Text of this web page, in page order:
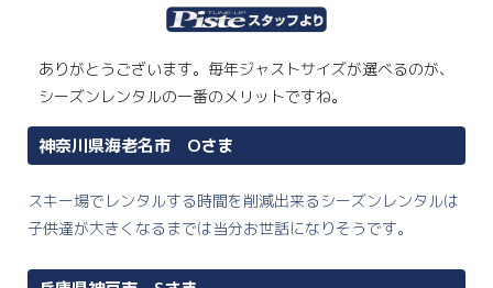
ありがとうございます。毎年ジャストサイズが選べるのが、
シーズンレンタルの一番のメリットですね。
神奈川県海老名市 Oさま
スキー場でレンタルする時間を削減出来るシーズンレンタルは
子供達が大きくなるまでは当分お世話になりそうです。